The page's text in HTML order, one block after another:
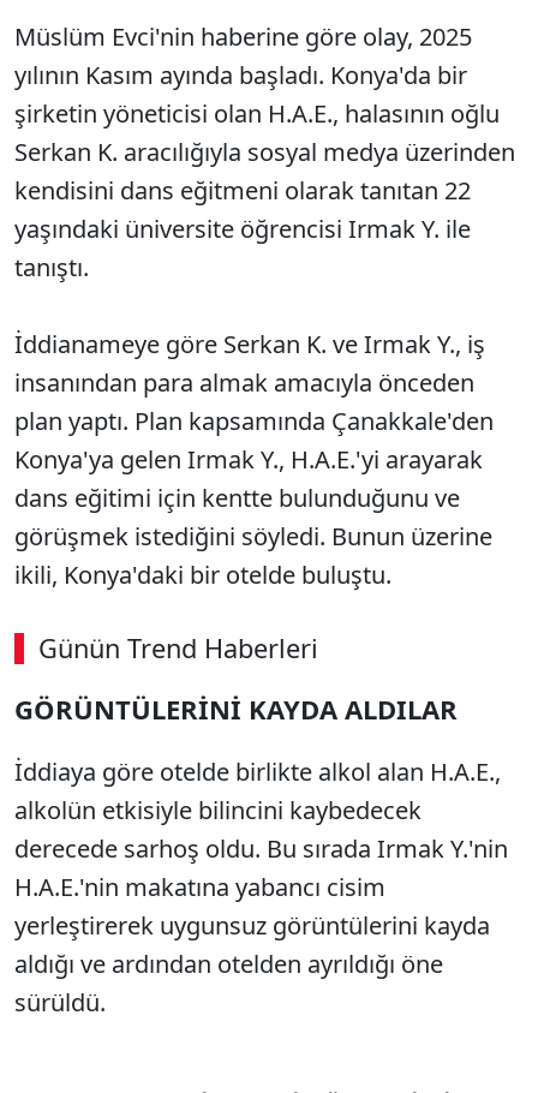
Müslüm Evci'nin haberine göre olay, 2025
yılının Kasım ayında başladı. Konya'da bir
şirketin yöneticisi olan H.A.E., halasının oğlu
Serkan K. aracılığıyla sosyal medya üzerinden
kendisini dans eğitmeni olarak tanıtan 22
yaşındaki üniversite öğrencisi Irmak Y. ile
tanıştı.
İddianameye göre Serkan K. ve Irmak Y., iş
insanından para almak amacıyla önceden
plan yaptı. Plan kapsamında Çanakkale'den
Konya'ya gelen Irmak Y., H.A.E.'yi arayarak
dans eğitimi için kentte bulunduğunu ve
görüşmek istediğini söyledi. Bunun üzerine
ikili, Konya'daki bir otelde buluştu.
Günün Trend Haberleri
GÖRÜNTÜLERİNİ KAYDA ALDILAR
İddiaya göre otelde birlikte alkol alan H.A.E.,
alkolün etkisiyle bilincini kaybedecek
derecede sarhoş oldu. Bu sırada Irmak Y.'nin
H.A.E.'nin makatına yabancı cisim
yerleştirerek uygunsuz görüntülerini kayda
aldığı ve ardından otelden ayrıldığı öne
sürüldü.